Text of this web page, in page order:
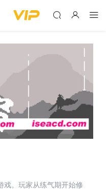
戏。玩家从练气期开始修